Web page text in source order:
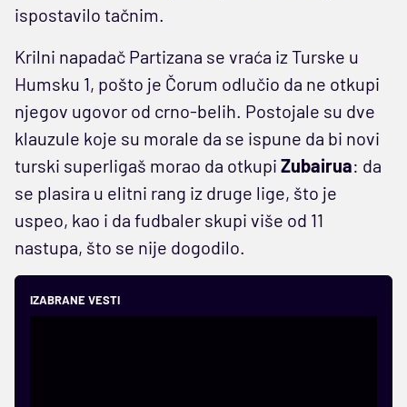
ispostavilo tačnim.
Krilni napadač Partizana se vraća iz Turske u
Humsku 1, pošto je Čorum odlučio da ne otkupi
njegov ugovor od crno-belih. Postojale su dve
klauzule koje su morale da se ispune da bi novi
turski superligaš morao da otkupi Zubairua: da
se plasira u elitni rang iz druge lige, što je
uspeo, kao i da fudbaler skupi više od 11
nastupa, što se nije dogodilo.
IZABRANE VESTI